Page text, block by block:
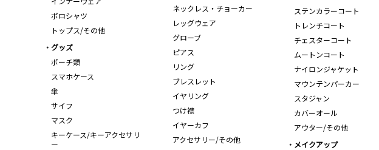
ポロシャツ
トップス/その他
ステンカラーコート
トレンチコート
チェスターコート
ムートンコート
ナイロンジャケット
マウンテンパーカー
スタジャン
カバーオール
アウター/その他
ネックレス・チョーカー
レッグウェア
グローブ
ピアス
リング
ブレスレット
イヤリング
つけ襟
イヤーカフ
アクセサリー/その他
グッズ
ポーチ類
スマホケース
傘
サイフ
マスク
キーケース/キーアクセサリ
ー
メイクアップ